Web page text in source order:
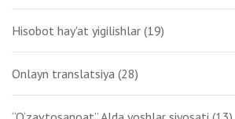
Hisobot hay'at yigilishlar (19)
Onlayn translatsiya (28)